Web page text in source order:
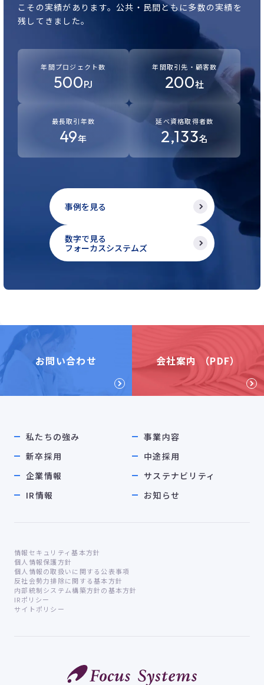
こその実績があります。 公共・民間ともに多数の実績を
残してきました。
事例を見る
数字で見る
フォーカスシステムズ
年間プロジェクト数
500PJ
年間取引先・顧客数
200社
最長取引年数
49年
延べ資格取得者数
2,133名
お問い合わせ 会社案内 （PDF）
私たちの強み
事業内容
新卒採用
中途採用
企業情報
サステナビリティ
IR情報
お知らせ
情報セキュリティ基本方針
個人情報保護方針
個人情報の取扱いに関する公表事項
反社会勢力排除に関する基本方針
内部統制システム構築方針の基本方針
IRポリシー
サイトポリシー